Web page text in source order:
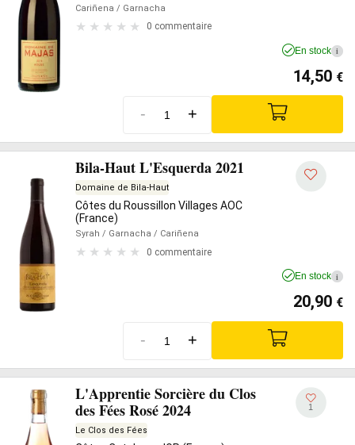
Cariñena / Garnacha
0 commentaire
En stock i
14,50 €
- +
Bila-Haut L'Esquerda 2021
Domaine de Bila-Haut
Côtes du Roussillon Villages AOC
(France)
Syrah / Garnacha / Cariñena
0 commentaire
En stock i
20,90 €
- +
L'Apprentie Sorcière du Clos
des Fées Rosé 2024
Le Clos des Fées
1